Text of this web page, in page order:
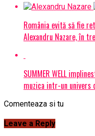
România evită să fie
Alexandru Nazare, în
SUMMER WELL
muzica intr-un univers
Comenteaza si tu
Leave a Reply